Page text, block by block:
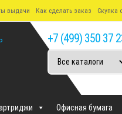
выдачи Как сделать заказ Скупка
+7 (499) 350 37
Офисная бумага